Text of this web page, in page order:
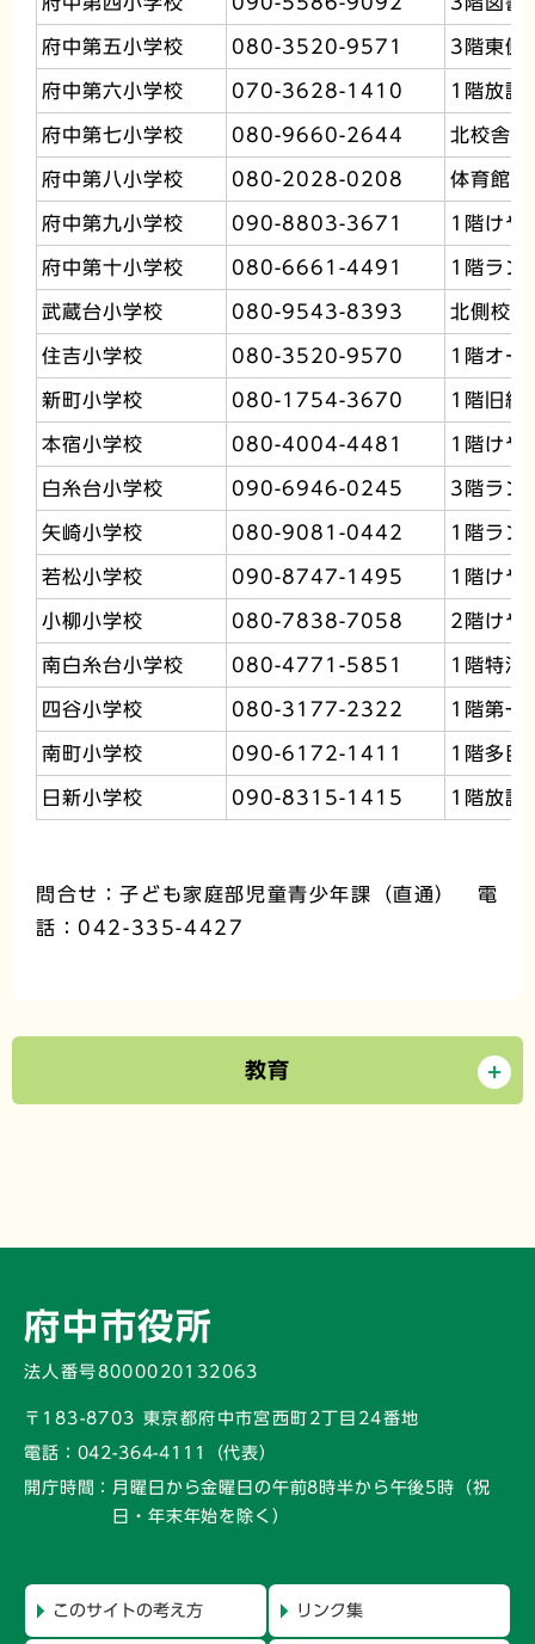
府中第五小学校 080-3520-9571 3階東側
府中第六小学校 070-3628-1410 1階放課
府中第七小学校 080-9660-2644 北校舎2
府中第八小学校 080-2028-0208 体育館
府中第九小学校 090-8803-3671 1階けや
府中第十小学校 080-6661-4491 1階ラン
武蔵台小学校 080-9543-8393 北側校
住吉小学校 080-3520-9570 1階オー
新町小学校 080-1754-3670 1階旧給
本宿小学校 080-4004-4481 1階けや
白糸台小学校 090-6946-0245 3階ラン
矢崎小学校 080-9081-0442 1階ラン
若松小学校 090-8747-1495 1階けや
小柳小学校 080-7838-7058 2階けや
南白糸台小学校 080-4771-5851 1階特活
四谷小学校 080-3177-2322 1階第一
南町小学校 090-6172-1411 1階多目
日新小学校 090-8315-1415 1階放課
問合せ：子ども家庭部児童青少年課（直通） 電
話：042-335-4427
教育
府中市役所
法人番号8000020132063
〒183-8703 東京都府中市宮西町2丁目24番地
電話： 042-364-4111（代表）
開庁時間： 月曜日から金曜日の午前8時半から午後5時 （祝
日・年末年始を除く）
このサイトの考え方 リンク集